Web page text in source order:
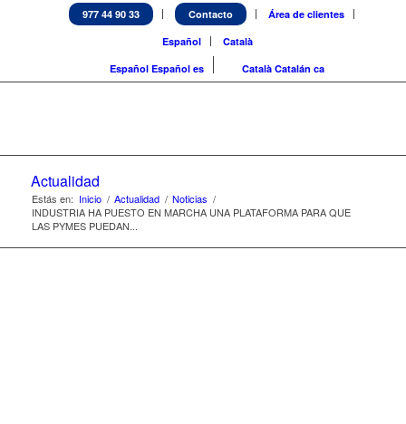
977 44 90 33 Contacto
Área de clientes
Español
Català
Español Español es Català Catalán ca
Actualidad
Estás en: Inicio / Actualidad / Noticias /
INDUSTRIA HA PUESTO EN MARCHA UNA PLATAFORMA PARA QUE
LAS PYMES PUEDAN...